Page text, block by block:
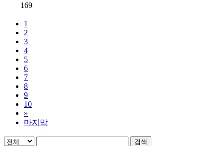
169
1
2
3
4
5
6
7
8
9
10
»
마지막
검색